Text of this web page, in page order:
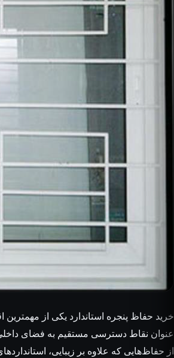
خرید حفاظ پنجره استاندارد یکی از
عنوان نقاط دسترسی مستقیم به فضای داخلی
از حفاظ‌هایی که علاوه بر زیبایی،